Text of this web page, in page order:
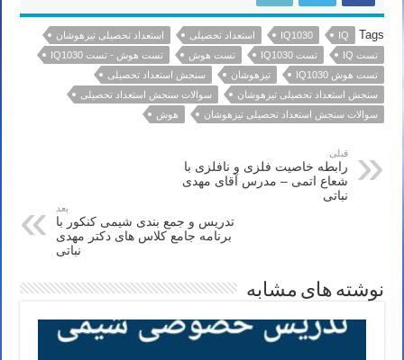
Tags
IQ
IQ1030 استعداد تحصیلی
استعداد تحصیلی تیزهوشان
تست IQ
تست IQ1030 تست هوش
تست هوش - تست IQ1030
تست هوش IQ1030
تیزهوشان
سنجش استعداد تحصیلی
سنجش استعداد تحصیلی تیزهوشان
سوالات سنجش استعداد تحصیلی
سوالات سنجش استعداد تحصیلی تیزهوشان
هوش
قبلی
رابطه خاصیت فلزی و نافلزی با
شعاع اتمی – مدرس آقای مهدی
نباتی
بعد
تدریس و جمع بندی شیمی کنکور با
برنامه جامع کلاس های دکتر مهدی
نباتی
نوشته های مشابه